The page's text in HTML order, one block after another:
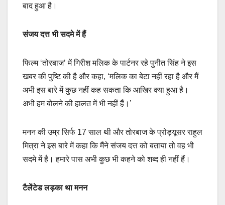
बाद हुआ है।
संजय दत्त भी सदमे में हैं
फिल्म ‘तोरबाज’ में गिरीश मलिक के पार्टनर रहे पुनीत सिंह ने इस
खबर की पुष्टि की है और कहा, ‘मलिक का बेटा नहीं रहा है और मैं
अभी इस बारे में कुछ नहीं कह सकता कि आखिर क्या हुआ है।
अभी हम बोलने की हालत में भी नहीं हैं।’
मनन की उम्र सिर्फ 17 साल थी और तोरबाज के प्रोड्यूसर राहुल
मित्रा ने इस बारे में कहा कि मैंने संजय दत्त को बताया तो वह भी
सदमे में है। हमारे पास अभी कुछ भी कहने को शब्द ही नहीं हैं।
टैलेंटेड लड़का था मनन